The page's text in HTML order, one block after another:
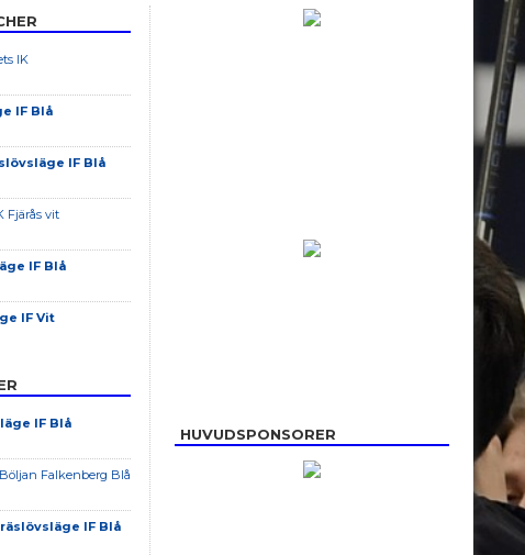
IK
IF Blå
IF Blå
Fjärås vit
IF Blå
IF Vit
IF Blå
Falkenberg Blå
IF Blå
HUVUDSPONSORER